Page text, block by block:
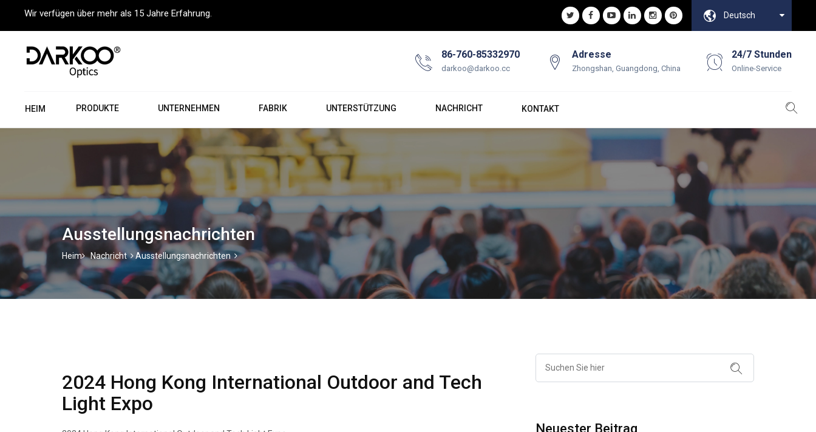
Wir verfügen über mehr als 15 Jahre Erfahrung. Deutsch
86-760-85332970
darkoo@darkoo.cc
Adresse
Zhongshan, Guangdong, China
24/7 Stunden
Online-Service
HEIM PRODUKTE UNTERNEHMEN FABRIK UNTERSTÜTZUNG NACHRICHT KONTAKT
Ausstellungsnachrichten
Heim Nachricht Ausstellungsnachrichten
2024 Hong Kong International Outdoor and Tech
Light Expo
Neuester Beitrag